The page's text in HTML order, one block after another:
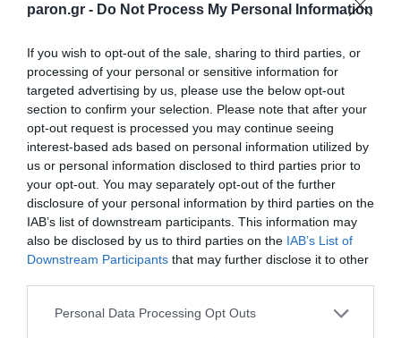
paron.gr - Do Not Process My Personal Information
If you wish to opt-out of the sale, sharing to third parties, or
processing of your personal or sensitive information for
targeted advertising by us, please use the below opt-out
section to confirm your selection. Please note that after your
opt-out request is processed you may continue seeing
interest-based ads based on personal information utilized by
us or personal information disclosed to third parties prior to
your opt-out. You may separately opt-out of the further
disclosure of your personal information by third parties on the
IAB’s list of downstream participants. This information may
also be disclosed by us to third parties on the IAB’s List of
Downstream Participants that may further disclose it to other
Please note that this website/app uses one or more Google
Personal Data Processing Opt Outs
Η ΣΤΗΛΗ ΜΑΣ